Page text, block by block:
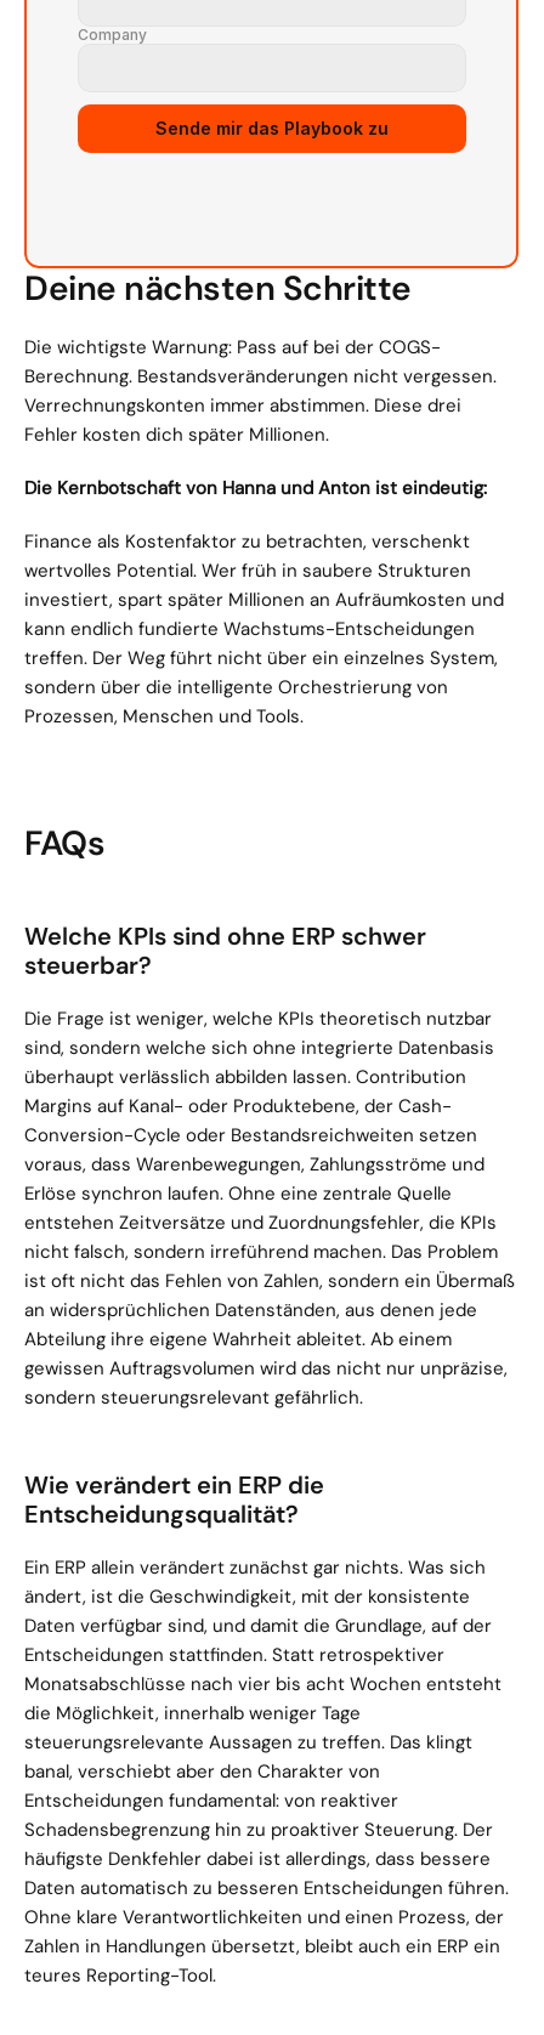
Company
Sende mir das Playbook zu
Deine nächsten Schritte
Die wichtigste Warnung: Pass auf bei der COGS-
Berechnung. Bestandsveränderungen nicht vergessen.
Verrechnungskonten immer abstimmen. Diese drei
Fehler kosten dich später Millionen.
Die Kernbotschaft von Hanna und Anton ist eindeutig:
Finance als Kostenfaktor zu betrachten, verschenkt
wertvolles Potential. Wer früh in saubere Strukturen
investiert, spart später Millionen an Aufräumkosten und
kann endlich fundierte Wachstums-Entscheidungen
treffen. Der Weg führt nicht über ein einzelnes System,
sondern über die intelligente Orchestrierung von
Prozessen, Menschen und Tools.
FAQs
Welche KPIs sind ohne ERP schwer
steuerbar?
Die Frage ist weniger, welche KPIs theoretisch nutzbar
sind, sondern welche sich ohne integrierte Datenbasis
überhaupt verlässlich abbilden lassen. Contribution
Margins auf Kanal- oder Produktebene, der Cash-
Conversion-Cycle oder Bestandsreichweiten setzen
voraus, dass Warenbewegungen, Zahlungsströme und
Erlöse synchron laufen. Ohne eine zentrale Quelle
entstehen Zeitversätze und Zuordnungsfehler, die KPIs
nicht falsch, sondern irreführend machen. Das Problem
ist oft nicht das Fehlen von Zahlen, sondern ein Übermaß
an widersprüchlichen Datenständen, aus denen jede
Abteilung ihre eigene Wahrheit ableitet. Ab einem
gewissen Auftragsvolumen wird das nicht nur unpräzise,
sondern steuerungsrelevant gefährlich.
Wie verändert ein ERP die
Entscheidungsqualität?
Ein ERP allein verändert zunächst gar nichts. Was sich
ändert, ist die Geschwindigkeit, mit der konsistente
Daten verfügbar sind, und damit die Grundlage, auf der
Entscheidungen stattfinden. Statt retrospektiver
Monatsabschlüsse nach vier bis acht Wochen entsteht
die Möglichkeit, innerhalb weniger Tage
steuerungsrelevante Aussagen zu treffen. Das klingt
banal, verschiebt aber den Charakter von
Entscheidungen fundamental: von reaktiver
Schadensbegrenzung hin zu proaktiver Steuerung. Der
häufigste Denkfehler dabei ist allerdings, dass bessere
Daten automatisch zu besseren Entscheidungen führen.
Ohne klare Verantwortlichkeiten und einen Prozess, der
Zahlen in Handlungen übersetzt, bleibt auch ein ERP ein
teures Reporting-Tool.